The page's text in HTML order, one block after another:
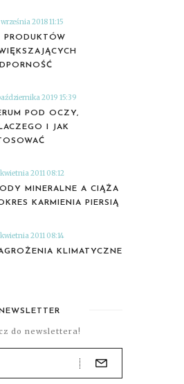
2018 11:15
PRODUKTÓW
2019 15:39
POD OCZY,
I JAK
2011 08:12
MINERALNE A CIĄŻA
KARMIENIA PIERSIĄ
2011 08:14
KLIMATYCZNE
NEWSLETTER
do newslettera!